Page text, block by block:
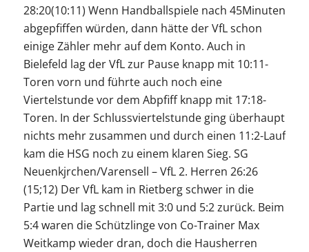
28:20(10:11) Wenn Handballspiele nach 45Minuten
abgepfiffen würden, dann hätte der VfL schon
einige Zähler mehr auf dem Konto. Auch in
Bielefeld lag der VfL zur Pause knapp mit 10:11-
Toren vorn und führte auch noch eine
Viertelstunde vor dem Abpfiff knapp mit 17:18-
Toren. In der Schlussviertelstunde ging überhaupt
nichts mehr zusammen und durch einen 11:2-Lauf
kam die HSG noch zu einem klaren Sieg. SG
Neuenkjrchen/Varensell – VfL 2. Herren 26:26
(15;12) Der VfL kam in Rietberg schwer in die
Partie und lag schnell mit 3:0 und 5:2 zurück. Beim
5:4 waren die Schützlinge von Co-Trainer Max
Weitkamp wieder dran, doch die Hausherren